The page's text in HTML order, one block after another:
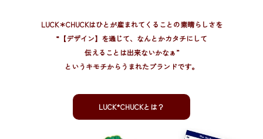
LUCK＊CHUCKはひとが産まれてくることの素晴らしさを
“【デザイン】を通じて、 なんとかカタチにして
伝えることは出来ないかなぁ”
というキモチからうまれたブランドです。
LUCK*CHUCKとは？